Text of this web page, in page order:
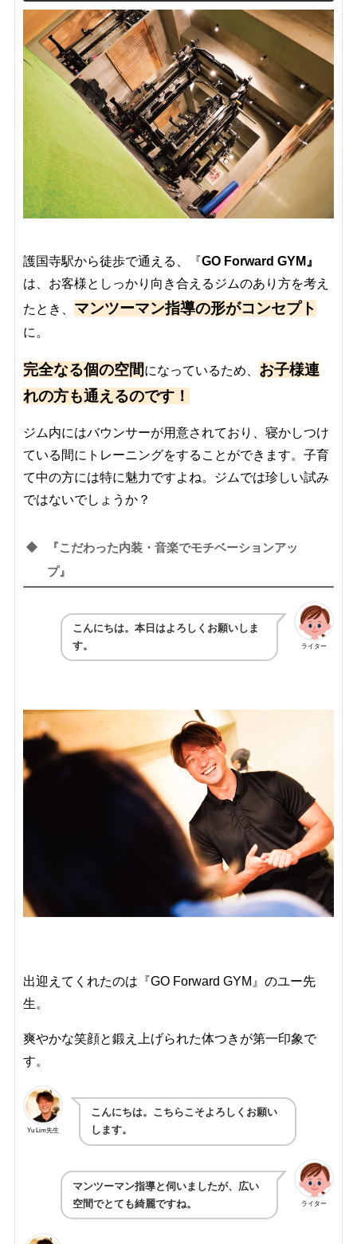
護国寺駅から徒歩で通える、『GO Forward GYM』
は、お客様としっかり向き合えるジムのあり方を考え
たとき、 マンツーマン指導の形がコンセプト
に。
完全なる個の空間になっているため、 お子様連
れの方も通えるのです！
ジム内にはバウンサーが用意されており、寝かしつけ
ている間にトレーニングをすることができます。子育
て中の方には特に魅力ですよね。ジムでは珍しい試み
ではないでしょうか？
『こだわった内装・音楽でモチベーションアッ
プ』
ライター
こんにちは。本日はよろしくお願いしま
す。
出迎えてくれたのは『GO Forward GYM』のユー先
生。
爽やかな笑顔と鍛え上げられた体つきが第一印象で
す。
Yu Lim先生
こんにちは。こちらこそよろしくお願い
します。
ライター
マンツーマン指導と伺いましたが、広い
空間でとても綺麗ですね。